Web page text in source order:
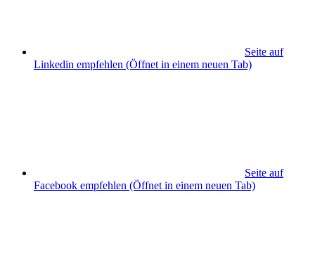
Seite auf
Linkedin empfehlen (Öffnet in einem neuen Tab)
Seite auf
Facebook empfehlen (Öffnet in einem neuen Tab)